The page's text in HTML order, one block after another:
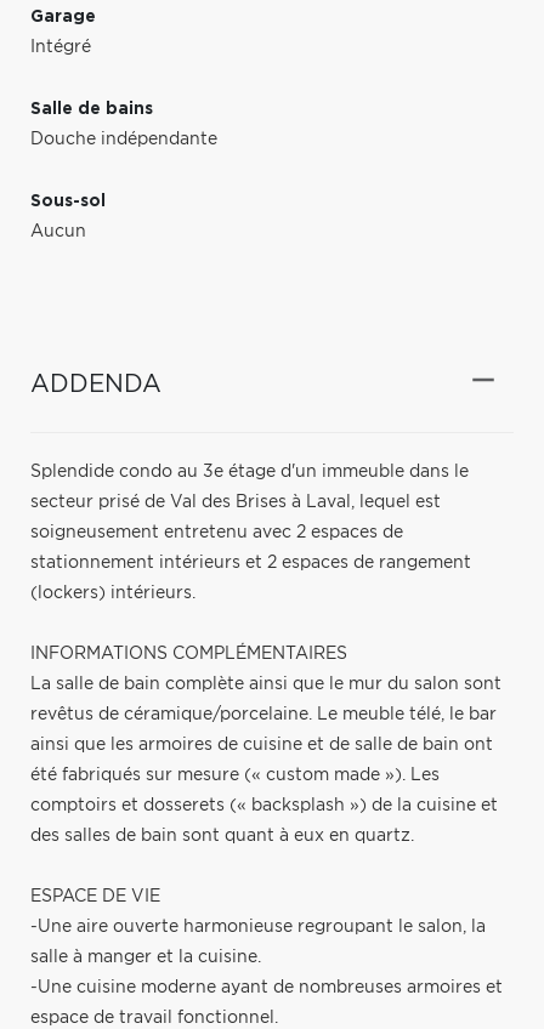
Garage
Intégré
Salle de bains
Douche indépendante
Sous-sol
Aucun
ADDENDA
Splendide condo au 3e étage d'un immeuble dans le
secteur prisé de Val des Brises à Laval, lequel est
soigneusement entretenu avec 2 espaces de
stationnement intérieurs et 2 espaces de rangement
(lockers) intérieurs.
INFORMATIONS COMPLÉMENTAIRES
La salle de bain complète ainsi que le mur du salon sont
revêtus de céramique/porcelaine. Le meuble télé, le bar
ainsi que les armoires de cuisine et de salle de bain ont
été fabriqués sur mesure (« custom made »). Les
comptoirs et dosserets (« backsplash ») de la cuisine et
des salles de bain sont quant à eux en quartz.
ESPACE DE VIE
-Une aire ouverte harmonieuse regroupant le salon, la
salle à manger et la cuisine.
-Une cuisine moderne ayant de nombreuses armoires et
espace de travail fonctionnel.